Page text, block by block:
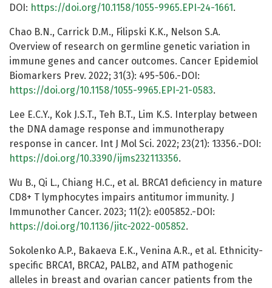
DOI: https://doi.org/10.1158/1055-9965.EPI-24-1661 .
Chao B.N., Carrick D.M., Filipski K.K., Nelson S.A.
Overview of research on germline genetic variation in
immune genes and cancer outcomes. Cancer Epidemiol
Biomarkers Prev. 2022; 31(3): 495-506.-DOI:
https://doi.org/10.1158/1055-9965.EPI-21-0583.
Lee E.C.Y., Kok J.S.T., Teh B.T., Lim K.S. Interplay between
the DNA damage response and immunotherapy
response in cancer. Int J Mol Sci. 2022; 23(21): 13356.-DOI:
https://doi.org/10.3390/ijms232113356.
Wu B., Qi L., Chiang H.C., et al. BRCA1 deficiency in mature
CD8+ T lymphocytes impairs antitumor immunity. J
Immunother Cancer. 2023; 11(2): e005852.-DOI:
https://doi.org/10.1136/jitc-2022-005852.
Sokolenko A.P., Bakaeva E.K., Venina A.R., et al. Ethnicity-
specific BRCA1, BRCA2, PALB2, and ATM pathogenic
alleles in breast and ovarian cancer patients from the